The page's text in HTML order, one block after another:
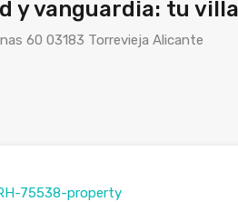
y vanguardia: tu
60 03183 Torrevieja Alicante
75538-property